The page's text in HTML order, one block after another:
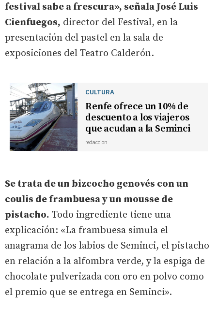
festival sabe a frescura», señala José Luis
Cienfuegos, director del Festival, en la
presentación del pastel en la sala de
exposiciones del Teatro Calderón.
CULTURA
Renfe ofrece un 10% de
descuento a los viajeros
que acudan a la Seminci
redaccion
Se trata de un bizcocho genovés con un
coulis de frambuesa y un mousse de
pistacho. Todo ingrediente tiene una
explicación: «La frambuesa simula el
anagrama de los labios de Seminci, el pistacho
en relación a la alfombra verde, y la espiga de
chocolate pulverizada con oro en polvo como
el premio que se entrega en Seminci».